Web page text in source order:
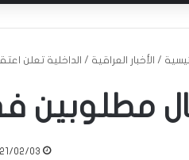
/ الأخبار العراقية / الداخلية تعلن
02/03